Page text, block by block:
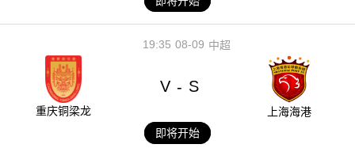
08-09
19:35 中超
重庆铜梁龙
V - S
上海海港
即将开始